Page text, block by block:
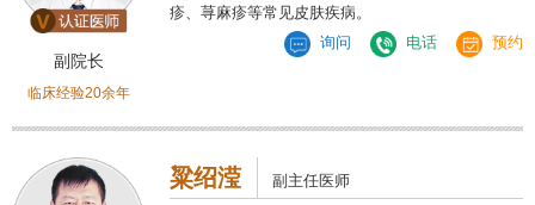
副院长
临床经验20余年
疹、荨麻疹等常见皮肤疾病。
询问
电话 预约
粱绍滢 副主任医师